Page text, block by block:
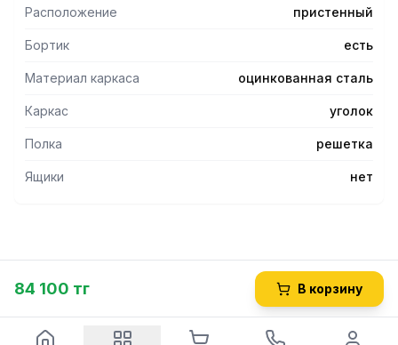
Расположение пристенный
Бортик есть
Материал каркаса оцинкованная сталь
Каркас уголок
Полка решетка
Ящики нет
84 100 тг В корзину